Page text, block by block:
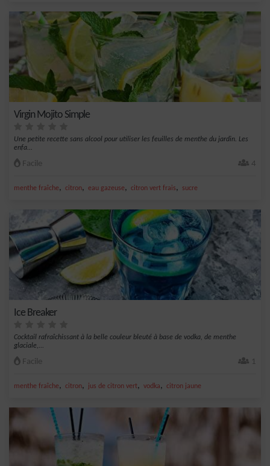
Virgin Mojito Simple
Une petite recette sans alcool pour utiliser les feuilles de menthe du jardin. Les
enfa...
Facile 4
menthe fraîche, citron, eau gazeuse, citron vert frais, sucre
Ice Breaker
Cocktail rafraîchissant à la belle couleur bleuté à base de vodka, de menthe
glaciale,...
Facile 1
menthe fraîche, citron, jus de citron vert, vodka, citron jaune